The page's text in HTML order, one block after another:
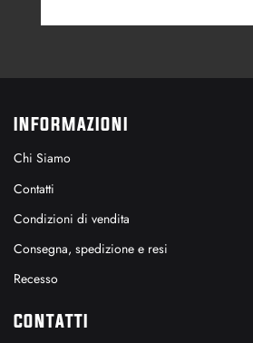
INFORMAZIONI
Chi Siamo
Contatti
Condizioni di vendita
Consegna, spedizione e resi
Recesso
CONTATTI